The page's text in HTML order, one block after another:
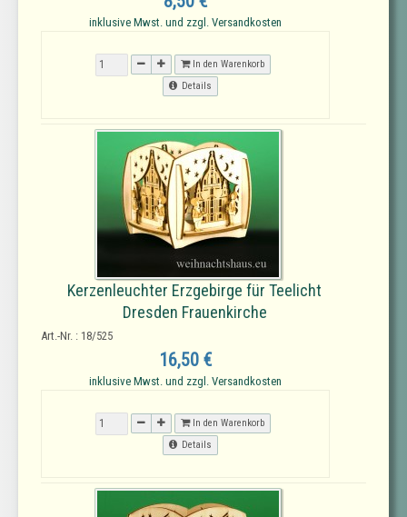
inklusive Mwst. und zzgl. Versandkosten
In den Warenkorb
Details
Kerzenleuchter Erzgebirge für Teelicht
Dresden Frauenkirche
Art.-Nr. : 18/525
16,50 €
inklusive Mwst. und zzgl. Versandkosten
In den Warenkorb
Details